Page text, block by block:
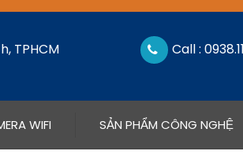
TPHCM Call :
WIFI SẢN PHẨM CÔNG NGHỆ